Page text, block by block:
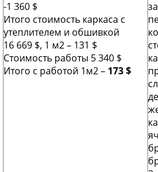
-1 360 $
Итого стоимость каркаса с
утеплителем и обшивкой
16 669 $, 1 м2 – 131 $
Стоимость работы 5 340 $
Итого с работой 1м2 – 173 $